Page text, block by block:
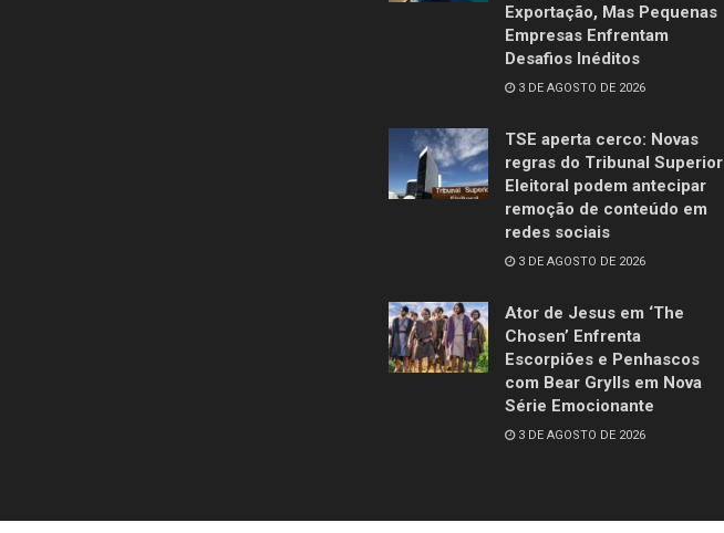
Exportação, Mas Pequenas
Empresas Enfrentam
Desafios Inéditos
3 DE AGOSTO DE 2026
TSE aperta cerco: Novas
regras do Tribunal Superior
Eleitoral podem antecipar
remoção de conteúdo em
redes sociais
3 DE AGOSTO DE 2026
Ator de Jesus em ‘The
Chosen’ Enfrenta
Escorpiões e Penhascos
com Bear Grylls em Nova
Série Emocionante
3 DE AGOSTO DE 2026